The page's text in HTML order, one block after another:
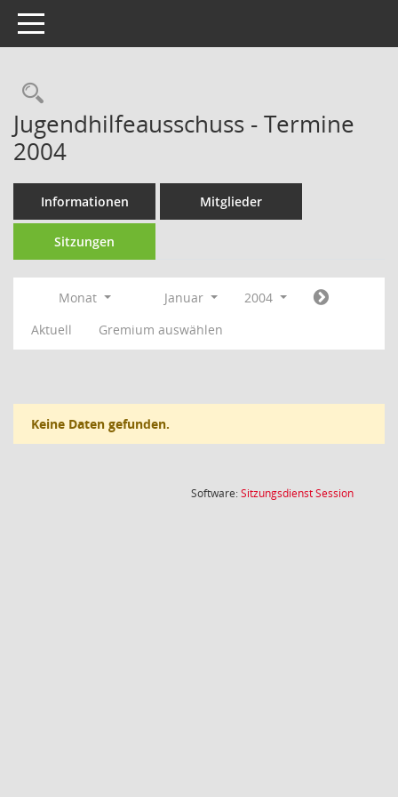
Toggle navigation
Rechercheauswahl
Jugendhilfeausschuss - Termine
2004
Informationen Mitglieder
Sitzungen
Monat Januar
2004
Aktuell
Gremium auswählen
Keine Daten gefunden.
Software:SitzungsdienstSession(Wird in